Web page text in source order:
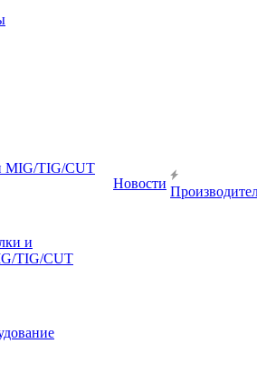
MIG/TIG/CUT
и
TIG/CUT
Новости